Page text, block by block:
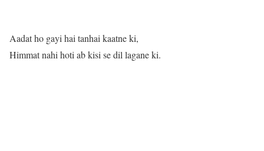
Aadat ho gayi hai tanhai kaatne ki,
Himmat nahi hoti ab kisi se dil lagane ki.